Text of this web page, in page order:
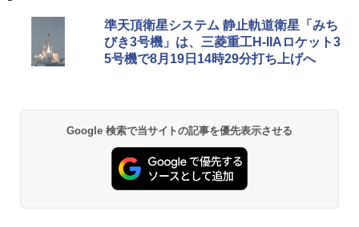
準天頂衛星システム 静止軌道衛星「みち
びき3号機」は、三菱重工H-IIAロケット3
5号機で8月19日14時29分打ち上げへ
Google 検索で当サイトの記事を優先表示させる